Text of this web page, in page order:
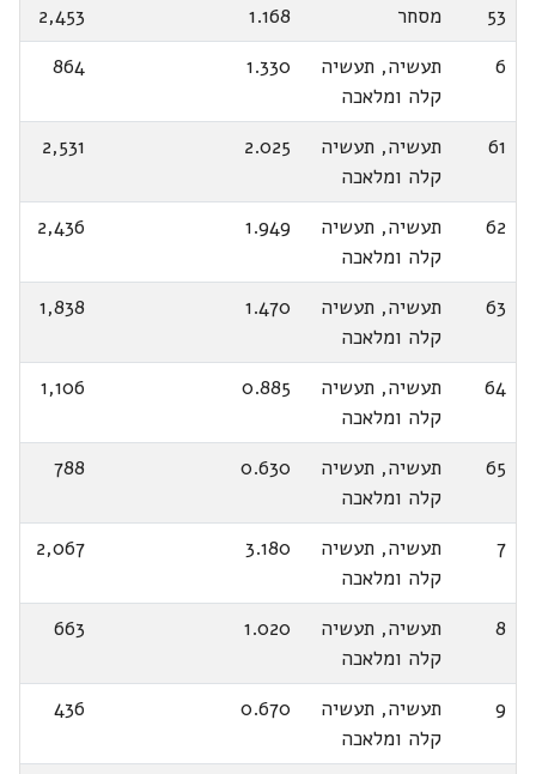
53
מסחר 1.168
2,453
6
תעשיה, תעשיה
קלה ומלאכה
1.330
864
61
תעשיה, תעשיה
קלה ומלאכה
2.025
2,531
62
תעשיה, תעשיה
קלה ומלאכה
1.949
2,436
63
תעשיה, תעשיה
קלה ומלאכה
1.470
1,838
64
תעשיה, תעשיה
קלה ומלאכה
0.885
1,106
65
תעשיה, תעשיה
קלה ומלאכה
0.630
788
7
תעשיה, תעשיה
קלה ומלאכה
3.180
2,067
8
תעשיה, תעשיה
קלה ומלאכה
1.020
663
9
תעשיה, תעשיה
קלה ומלאכה
0.670
436